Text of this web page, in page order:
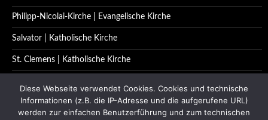
Philipp-Nicolai-Kirche | Evangelische Kirche
Salvator | Katholische Kirche
St. Clemens | Katholische Kirche
St. Quirinus | Katholische Kirche
Diese Webseite verwendet Cookies. Cookies und technische
Informationen (z.B. die IP-Adresse und die aufgerufene URL)
werden zur einfachen Benutzerführung und zum technischen